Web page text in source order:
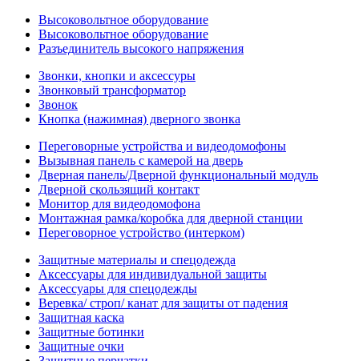
Высоковольтное оборудование
Высоковольтное оборудование
Разъединитель высокого напряжения
Звонки, кнопки и аксессуры
Звонковый трансформатор
Звонок
Кнопка (нажимная) дверного звонка
Переговорные устройства и видеодомофоны
Вызывная панель с камерой на дверь
Дверная панель/Дверной функциональный модуль
Дверной скользящий контакт
Монитор для видеодомофона
Монтажная рамка/коробка для дверной станции
Переговорное устройство (интерком)
Защитные материалы и спецодежда
Аксессуары для индивидуальной защиты
Аксессуары для спецодежды
Веревка/ строп/ канат для защиты от падения
Защитная каска
Защитные ботинки
Защитные очки